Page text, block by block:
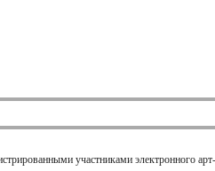
участниками электронного